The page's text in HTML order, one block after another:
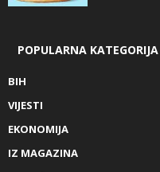
POPULARNA KATEGORIJA
BIH
VIJESTI
EKONOMIJA
IZ MAGAZINA